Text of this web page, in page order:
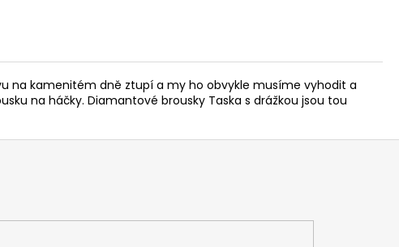
na kamenitém dně ztupí a my ho obvykle musíme vyhodit a
na háčky. Diamantové brousky Taska s drážkou jsou tou